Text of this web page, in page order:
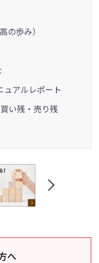
の歩み）
ュアルレポート
い残・売り残
へ